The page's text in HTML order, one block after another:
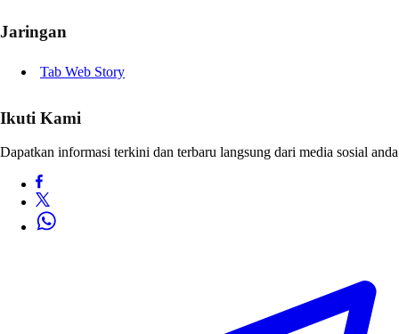
Jaringan
Tab Web Story
Ikuti Kami
Dapatkan informasi terkini dan terbaru langsung dari media sosial anda